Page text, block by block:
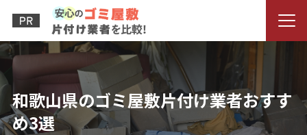
和歌山県のゴミ屋敷片付け業者おすす
め3選